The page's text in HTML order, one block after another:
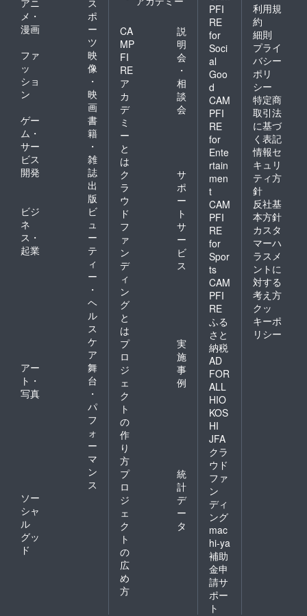
アニ
メ・
漫画
ス
ポ
ー
ツ
ファ
ッ
ショ
ン
映
像
・
映
画
ゲー
ム・
サー
ビス
開発
書
籍
・
雑
誌
出
版
ビジ
ネ
ス・
起業
ビ
ュ
ー
テ
ィ
ー
・
ヘ
ル
ス
ケ
ア
アー
ト・
写真
舞
台
・
パ
フ
ォ
ー
マ
ン
ス
ソー
シャ
ル
グッ
ド
CA
MP
FI
RE
ア
カ
デ
ミ
ー
と
は
説
明
会
・
相
談
会
ク
ラ
ウ
ド
フ
ァ
ン
デ
ィ
ン
グ
と
は
サ
ポ
ー
ト
サ
ー
ビ
ス
プ
ロ
ジ
ェ
ク
ト
の
作
り
方
実
施
事
例
プ
ロ
ジ
ェ
ク
ト
の
広
め
方
統
計
デ
ー
タ
PFI
RE
for
Soci
al
Goo
d
CAM
PFI
RE
for
Ente
rtain
men
t
CAM
PFI
RE
for
Spor
ts
CAM
PFI
RE
ふる
さと
納税
AD
FOR
ALL
HIO
KOS
HI
JFA
クラ
ウド
ファ
ン
ディ
ング
mac
hi-ya
補助
金申
請サ
ポー
ト
利用規
約
細則
プライ
バシー
ポリ
シー
特定商
取引法
に基づ
く表記
情報セ
キュリ
ティ方
針
反社基
本方針
カスタ
マーハ
ラスメ
ントに
対する
考え方
クッ
キーポ
リシー